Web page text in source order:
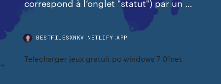
correspond à l’onglet "statut") par un …
BESTFILESXNKV.NETLIFY.APP
Telecharger jeux gratuit pc windows 7 01net